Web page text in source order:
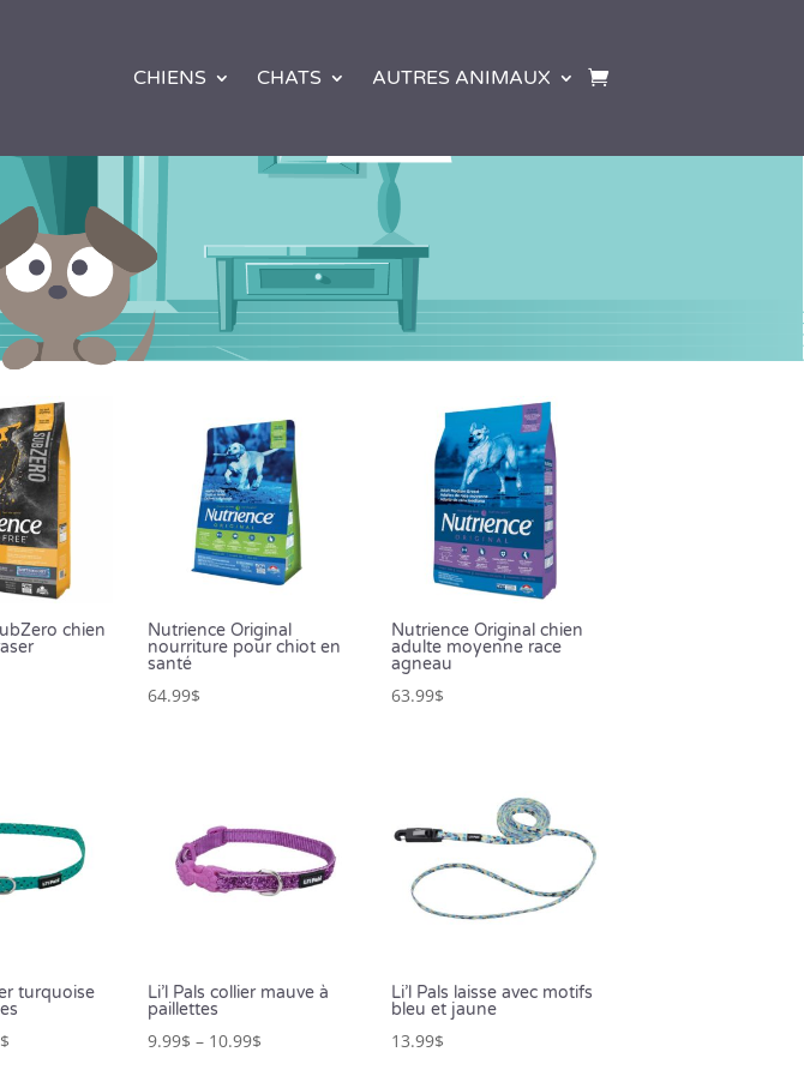
CHIENS CHATS AUTRES ANIMAUX
chien
Nutrience Original
nourriture pour chiot en
santé
64.99$
Nutrience Original chien
adulte moyenne race
agneau
63.99$
turquoise
$
Li’l Pals collier mauve à
paillettes
9.99$ – 10.99$
Li’l Pals laisse avec motifs
bleu et jaune
13.99$